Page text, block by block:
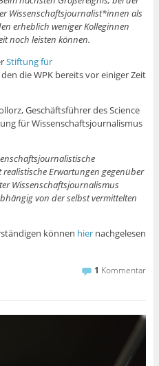
Wissenschaftsjournalist*innen als
erheblich weniger Kolleginnen
noch leisten können.
Stiftung für
die WPK bereits vor einiger Zeit
Geschäftsführer des Science
für Wissenschaftsjournalismus
Erwartungen gegenüber
Wissenschaftsjournalismus
von der selbst vermittelten
können hiernachgelesen
1 Kommentar